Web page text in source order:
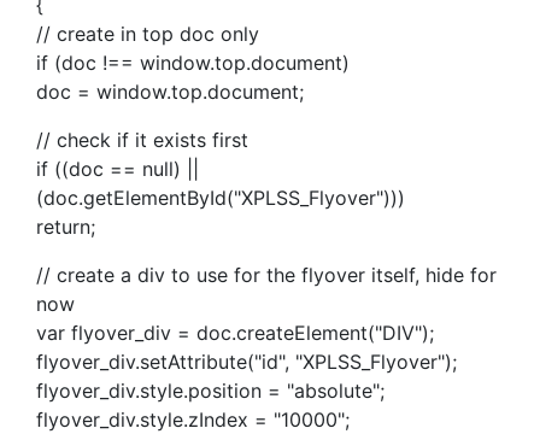
// create in top doc only
if (doc !== window.top.document)
doc = window.top.document;
// check if it exists first
if ((doc == null) ||
(doc.getElementById("XPLSS_Flyover")))
return;
// create a div to use for the flyover itself, hide for
now
var flyover_div = doc.createElement("DIV");
flyover_div.setAttribute("id", "XPLSS_Flyover");
flyover_div.style.position = "absolute";
flyover_div.style.zIndex = "10000";